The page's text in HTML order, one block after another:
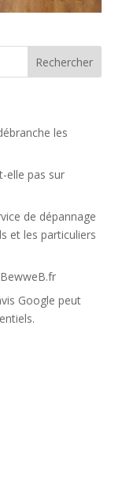
les
elle pas sur
de dépannage
et les particuliers
Google peut